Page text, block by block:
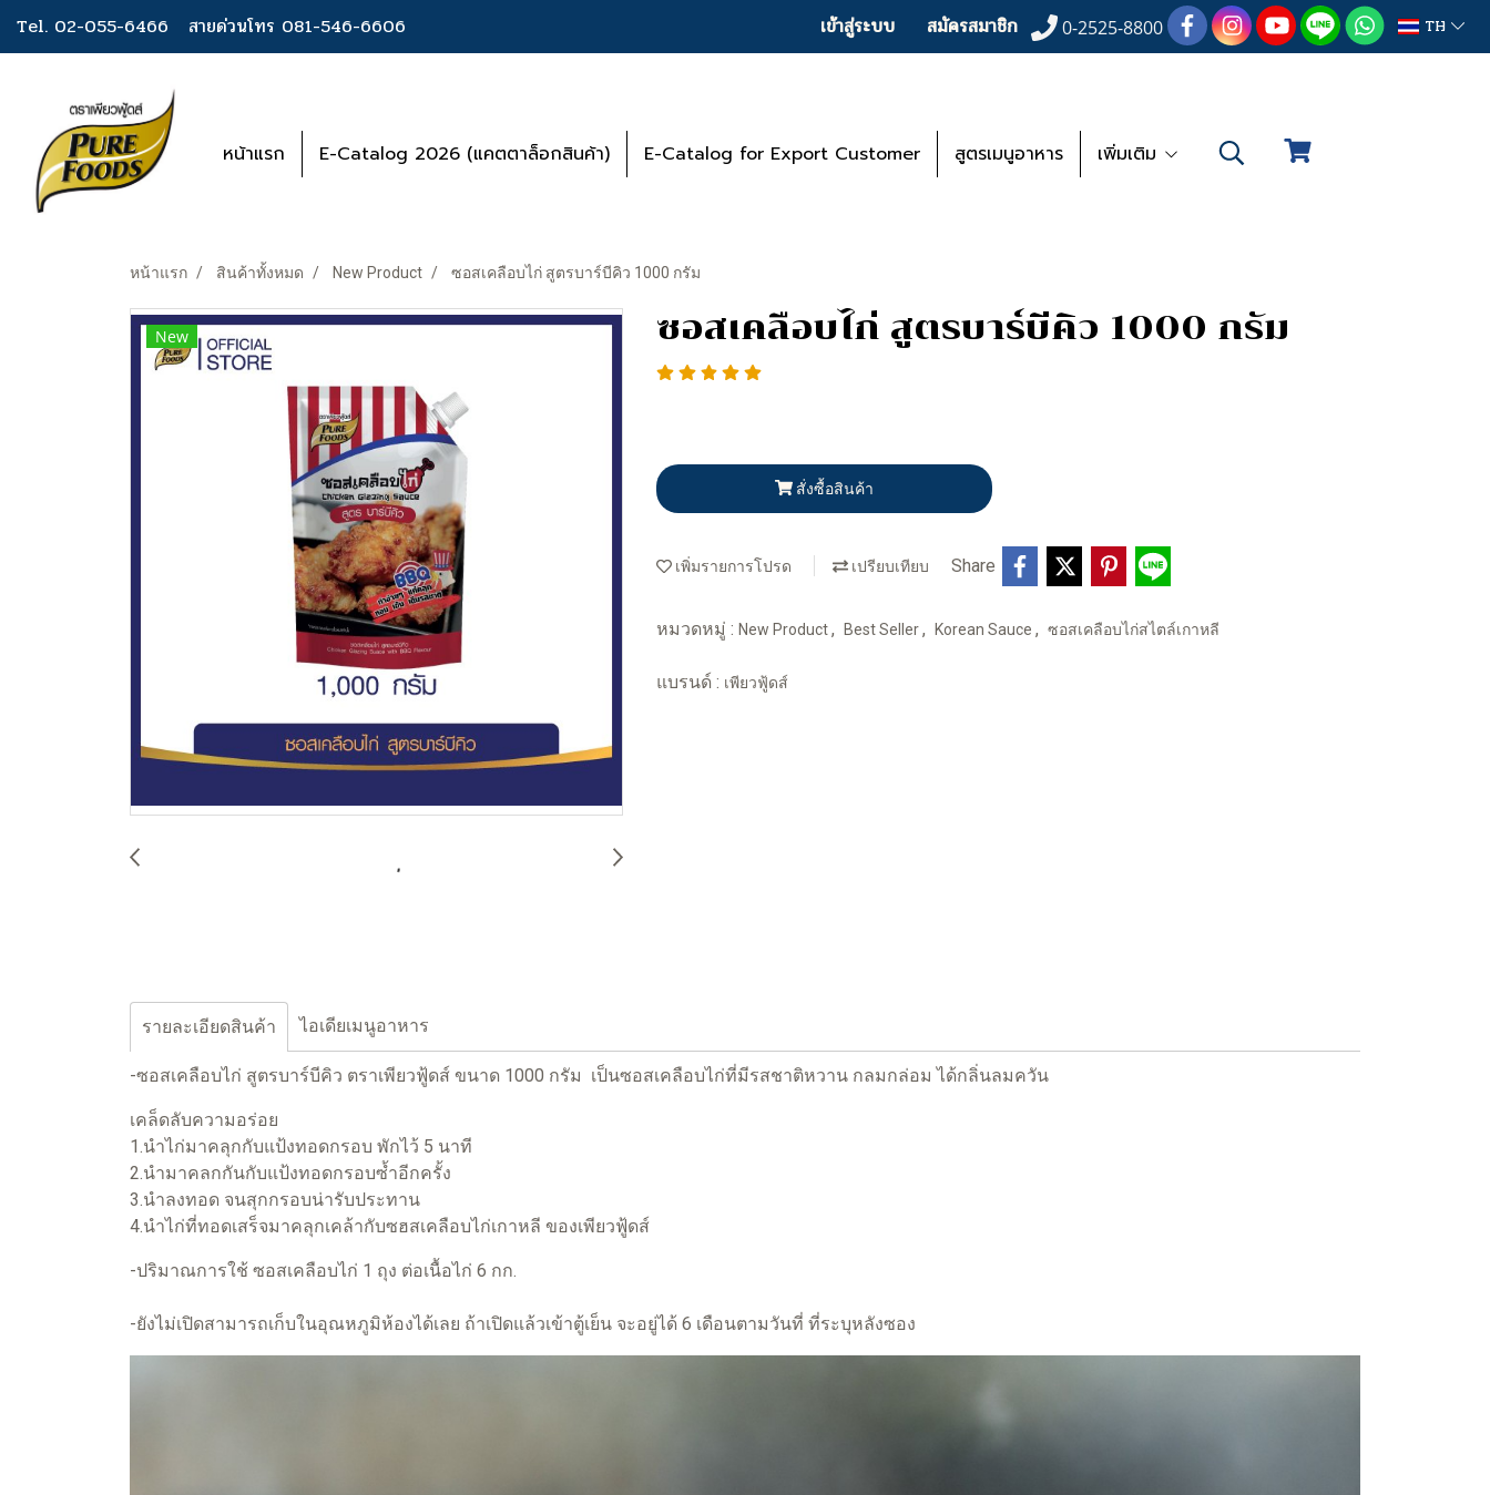
Tel. 02-055-6466 สายด่วนโทร 081-546-6606 เข้าสู่ระบบ สมัครสมาชิก 0-2525-8800 TH
หน้าแรก E-Catalog 2026 (แคตตาล็อกสินค้า) E-Catalog for Export Customer สูตรเมนูอาหาร เพิ่มเติม
หน้าแรก สินค้าทั้งหมด New Product ซอสเคลือบไก่ สูตรบาร์บีคิว 1000 กรัม
New ซอสเคลือบไก่ สูตรบาร์บีคิว 1000 กรัม
สั่งซื้อสินค้า
เพิ่มรายการโปรด เปรียบเทียบ Share
หมวดหมู่ : New Product, Best Seller, Korean Sauce , ซอสเคลือบไก่สไตล์เกาหลี
แบรนด์ : เพียวฟู้ดส์
รายละเอียดสินค้า ไอเดียเมนูอาหาร
-ซอสเคลือบไก่ สูตรบาร์บีคิว ตราเพียวฟู้ดส์ ขนาด 1000 กรัม เป็นซอสเคลือบไก่ที่มีรสชาติหวาน กลมกล่อม ได้กลิ่นลมควัน
เคล็ดลับความอร่อย
1.นำไก่มาคลุกกับแป้งทอดกรอบ พักไว้ 5 นาที
2.นำมาคลกกันกับแป้งทอดกรอบซ้ำอีกครั้ง
3.นำลงทอด จนสุกกรอบน่ารับประทาน
4.นำไก่ที่ทอดเสร็จมาคลุกเคล้ากับซฮสเคลือบไก่เกาหลี ของเพียวฟู้ดส์
-ปริมาณการใช้ ซอสเคลือบไก่ 1 ถุง ต่อเนื้อไก่ 6 กก.
-ยังไม่เปิดสามารถเก็บในอุณหภูมิห้องได้เลย ถ้าเปิดแล้วเข้าตู้เย็น จะอยู่ได้ 6 เดือนตามวันที่ ที่ระบุหลังซอง